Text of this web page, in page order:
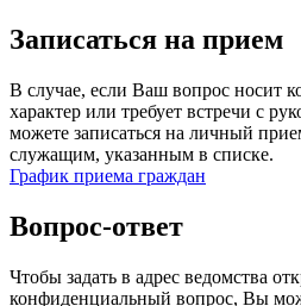
Записаться на прием
В случае, если Ваш вопрос носит
характер или требует встречи с
можете записаться на личный
служащим, указанным в списке.
График приема граждан
Вопрос-ответ
Чтобы задать в адрес ведомства
конфиденциальный вопрос, Вы